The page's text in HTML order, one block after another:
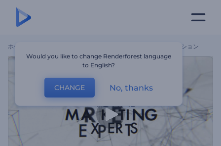
ホーム オンラインマーケティングやSEOプロモーション
Would you like to change Renderforest language
to English?
CHANGE No, thanks